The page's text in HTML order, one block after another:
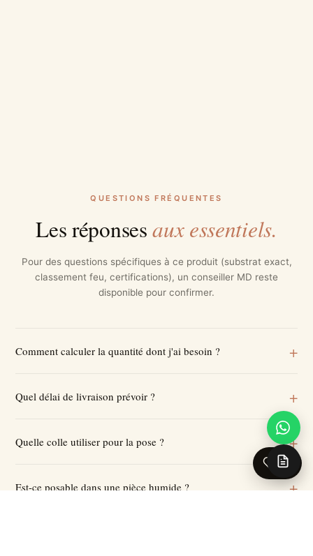
QUESTIONS FRÉQUENTES
Les réponsesaux essentiels.
Pour des questions spécifiques à ce produit (substrat exact,
classement feu, certifications), un conseiller MD reste
disponible pour confirmer.
Comment calculer la quantité dont j'ai besoin ?
Quel délai de livraison prévoir ?
Quelle colle utiliser pour la pose ?
Est-ce posable dans une pièce humide ?
0